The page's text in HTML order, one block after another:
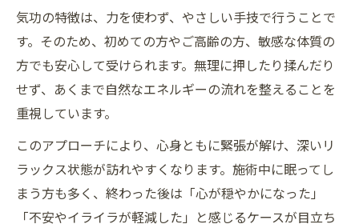
気功とマッサージの違いを徹底比較
整体にない気功の安心感や温かさとは
気功ならではのリラックス効果を紹介
初めてでも安心できる気功の選び方ガイド
気功初心者が押さえたい選び方のコツ
安心できる気功施術者の見極めポイント
自分に合う気功の選び方を具体的に解説
初めての気功体験で注意すべきポイント
気功の特徴は、力を使わず、やさしい手技で行うことで
す。そのため、初めての方やご高齢の方、敏感な体質の
方でも安心して受けられます。無理に押したり揉んだり
せず、あくまで自然なエネルギーの流れを整えることを
重視しています。
このアプローチにより、心身ともに緊張が解け、深いリ
ラックス状態が訪れやすくなります。施術中に眠ってし
まう方も多く、終わった後は「心が穏やかになった」
「不安やイライラが軽減した」と感じるケースが目立ち